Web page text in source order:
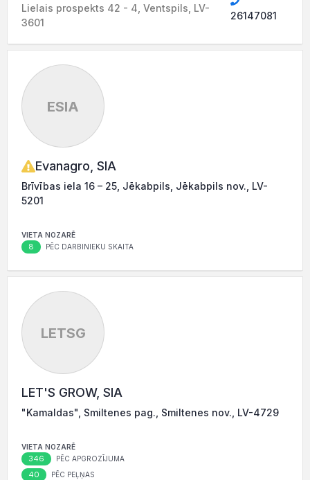
Lielais prospekts 42 - 4, Ventspils, LV-
3601
26147081
ESIA
Evanagro, SIA
Brīvības iela 16 – 25, Jēkabpils, Jēkabpils nov., LV-
5201
VIETA NOZARĒ
8 PĒC DARBINIEKU SKAITA
LETSG
LET'S GROW, SIA
"Kamaldas", Smiltenes pag., Smiltenes nov., LV-4729
VIETA NOZARĒ
346 PĒC APGROZĪJUMA
40 PĒC PEĻŅAS